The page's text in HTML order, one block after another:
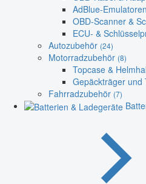
AdBlue-Emulatoren
OBD-Scanner &
ECU- &
Autozubehör (24)
Motorradzubehör (8)
Topcase &
Gepäckträger und
Fahrradzubehör (7)